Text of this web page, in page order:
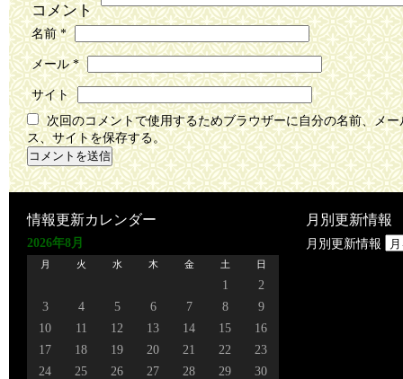
コメント
名前*
メール*
サイト
次回のコメントで使用するためブラウザーに自分の名前、メー
ス、サイトを保存する。
情報更新カレンダー
2026年8月
月 火 水 木 金 土 日
1
2
3
4 5 6 7 8
9
10
11 12 13 14 15
16
17
18 19 20 21 22
23
24
25 26 27 28 29
30
月別更新情報
月別更新情報